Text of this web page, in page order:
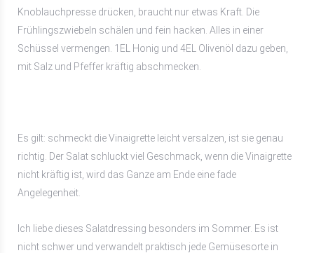
Knoblauchpresse drücken, braucht nur etwas Kraft. Die
Frühlingszwiebeln schälen und fein hacken. Alles in einer
Schüssel vermengen. 1EL Honig und 4EL Olivenöl dazu geben,
mit Salz und Pfeffer kräftig abschmecken.
Es gilt: schmeckt die Vinaigrette leicht versalzen, ist sie genau
richtig. Der Salat schluckt viel Geschmack, wenn die Vinaigrette
nicht kräftig ist, wird das Ganze am Ende eine fade
Angelegenheit.
Ich liebe dieses Salatdressing besonders im Sommer. Es ist
nicht schwer und verwandelt praktisch jede Gemüsesorte in